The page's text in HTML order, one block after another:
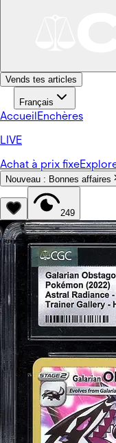
Vends tes articles
Français
AccueilEnchères
LIVE
Achat à prix fixe
Nouveau : Bonnes affaires
249